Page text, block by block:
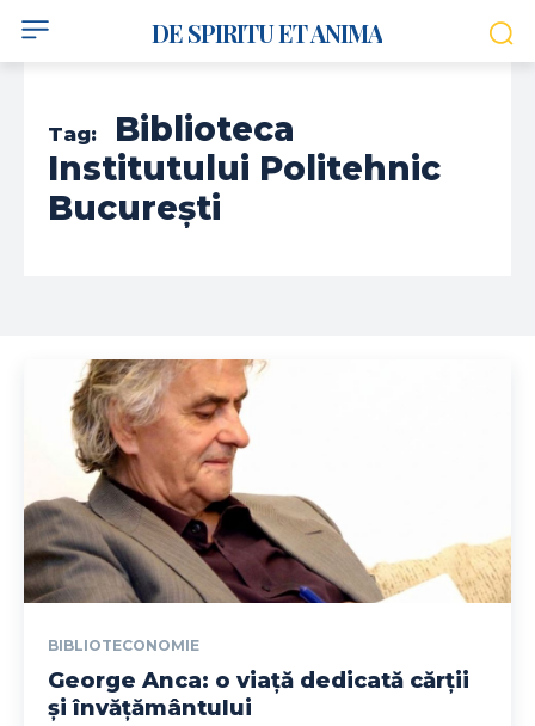
DE SPIRITU ET ANIMA
Tag:
Biblioteca
Institutului Politehnic
București
BIBLIOTECONOMIE
George Anca: o viață dedicată cărții
și învățământului